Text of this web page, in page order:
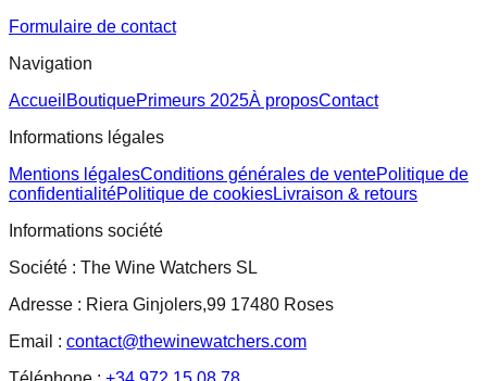
Formulaire de contact
Navigation
Accueil BoutiquePrimeurs 2025À proposContact
Informations légales
Mentions légalesConditions générales de ventePolitique de
confidentialitéPolitique de cookiesLivraison & retours
Informations société
Société : The Wine Watchers SL
Adresse : Riera Ginjolers,99 17480 Roses
Email : contact@thewinewatchers.com